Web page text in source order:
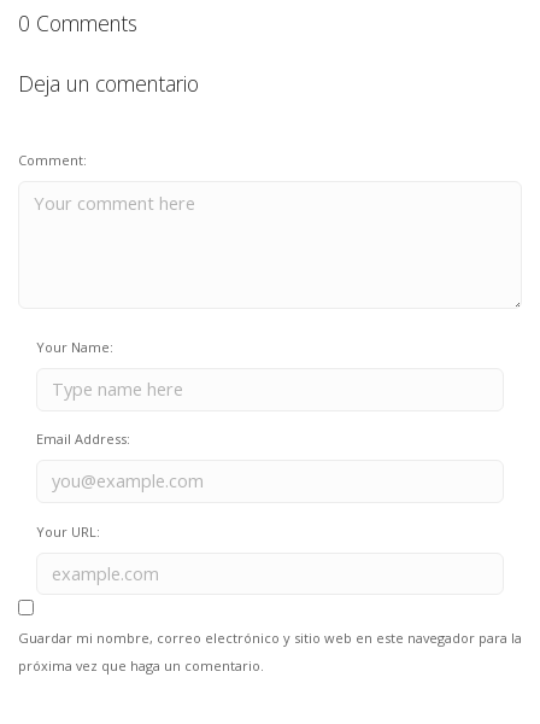
0 Comments
Deja un comentario
Comment:
Your Name:
Email Address:
Your URL:
Guardar mi nombre, correo electrónico y sitio web en este navegador para la
próxima vez que haga un comentario.